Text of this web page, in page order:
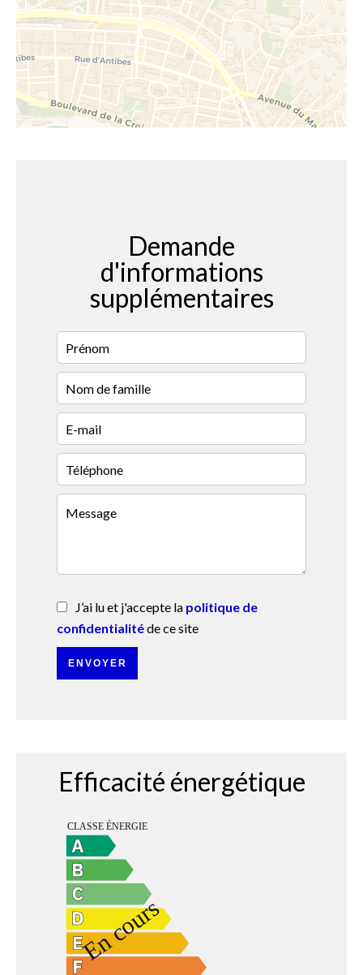
Demande
d'informations
supplémentaires
J’ai lu et j'accepte la politique de
confidentialitéde ce site
ENVOYER
Efficacité énergétique